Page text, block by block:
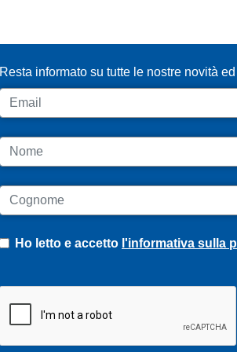
Resta informato su tutte le nostre novità
Email
Nome
Cognome
Ho letto e accetto l'informativa sulla